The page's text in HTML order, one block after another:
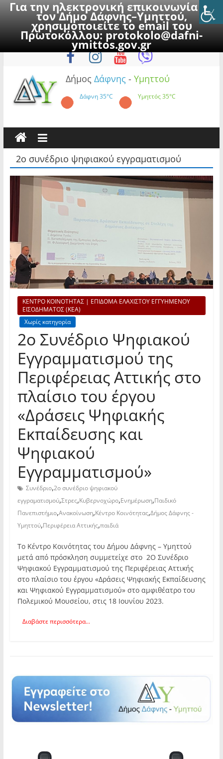
Για την ηλεκτρονική επικοινωνία με
τον Δήμο Δάφνης–Υμηττού,
χρησιμοποιείτε το email του
Πρωτοκόλλου:protokolo@dafni-
ymittos.gov.gr
to
Σάββατο, 8 Αυγούστου 2026
Δήμος Δάφνης - Υμηττού
Δάφνη35°C Υμηττός35°C
2ο συνέδριο ψηφιακού εγγραματισμού
ΚΕΝΤΡΟ ΚΟΙΝΟΤΗΤΑΣ | ΕΠΙΔΟΜΑ ΕΛΑΧΙΣΤΟΥ ΕΓΓΥΗΜΕΝΟΥ
ΕΙΣΟΔΗΜΑΤΟΣ (ΚΕΑ)
Χωρίς κατηγορία
2o Συνέδριο Ψηφιακού
Εγγραμματισμού της
Περιφέρειας Αττικής στο
πλαίσιο του έργου
«Δράσεις Ψηφιακής
Εκπαίδευσης και
Ψηφιακού
Εγγραμματισμού»
Συνέδριο,2ο συνέδριο ψηφιακού
εγγραματισμού,Στρες,Κυβερνοχώρο,Ενημέρωση,Παιδικό
Πανεπιστήμιο,Ανακοίνωση,Κέντρο Κοινότητας,Δήμος Δάφνης -
Υμηττού,Περιφέρεια Αττικής,παιδιά
Το Κέντρο Κοινότητας του Δήμου Δάφνης – Υμηττού
μετά από πρόσκληση συμμετείχε στο 2Ο Συνέδριο
Ψηφιακού Εγγραμματισμού της Περιφέρειας Αττικής
στο πλαίσιο του έργου «Δράσεις Ψηφιακής Εκπαίδευσης
και Ψηφιακού Εγγραμματισμού» στο αμφιθέατρο του
Πολεμικού Μουσείου, στις 18 Ιουνίου 2023.
Διαβάστε περισσότερα...